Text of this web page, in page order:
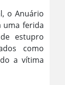
o Anuário
uma ferida
estupro
como
a vítima